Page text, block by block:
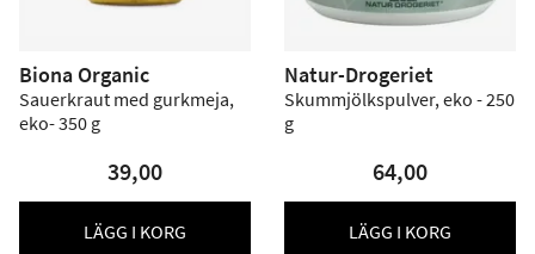
Biona Organic
Sauerkraut med gurkmeja,
eko- 350 g
39,00
LÄGG I KORG
Natur-Drogeriet
Skummjölkspulver, eko - 250
g
64,00
LÄGG I KORG